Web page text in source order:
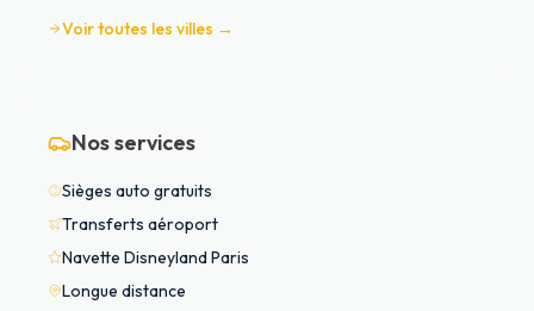
Voir toutes les villes →
Nos services
Sièges auto gratuits
Transferts aéroport
Navette Disneyland Paris
Longue distance